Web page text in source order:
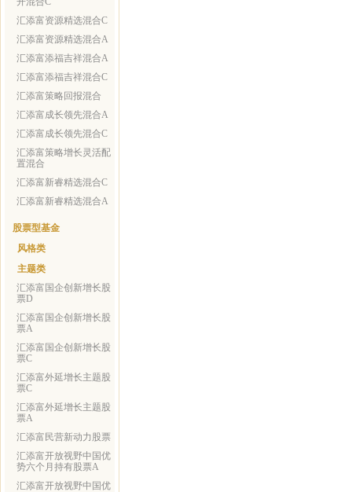
汇添富资源精选混合C
汇添富资源精选混合A
汇添富添福吉祥混合A
汇添富添福吉祥混合C
汇添富策略回报混合
汇添富成长领先混合A
汇添富成长领先混合C
汇添富策略增长灵活配
置混合
汇添富新睿精选混合C
汇添富新睿精选混合A
股票型基金
风格类
主题类
汇添富国企创新增长股
票D
汇添富国企创新增长股
票A
汇添富国企创新增长股
票C
汇添富外延增长主题股
票C
汇添富外延增长主题股
票A
汇添富民营新动力股票
汇添富开放视野中国优
势六个月持有股票A
汇添富开放视野中国优